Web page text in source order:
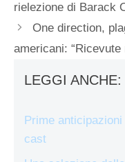
rielezione di Barack
One direction,
americani:
LEGGI ANCHE:
Prime
cast